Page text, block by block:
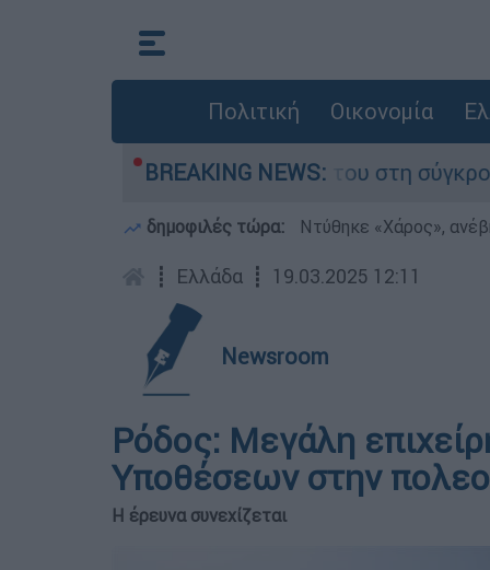
Πολιτική Οικονομία
BREAKING NEWS:
Δαμίγο που έχασε τη ζωή του στη σύγκρουση
δημοφιλές τώρα: Ντύθηκε «Χάρος»,
┋ Ελλάδα ┋ 19.03.2025 12:11
Newsroom
Ρόδος: Μεγάλη
Υποθέσεων στην
Η έρευνα συνεχίζεται